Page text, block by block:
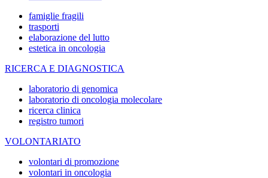
famiglie fragili
trasporti
elaborazione del lutto
estetica in oncologia
RICERCA E DIAGNOSTICA
laboratorio di genomica
laboratorio di oncologia molecolare
ricerca clinica
registro tumori
VOLONTARIATO
volontari di promozione
volontari in oncologia